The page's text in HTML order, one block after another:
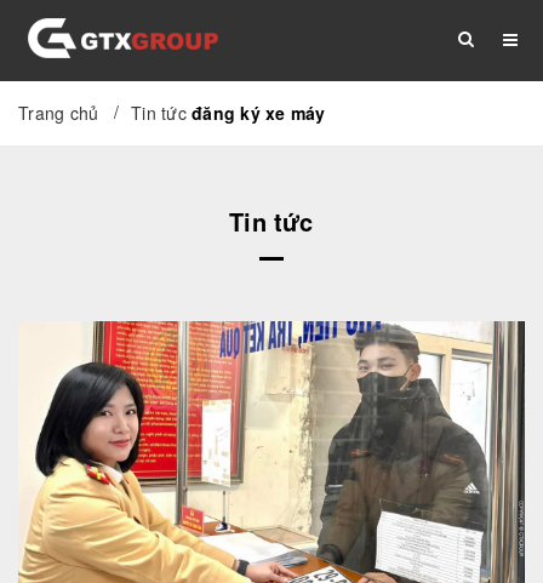
TRANG CHỦ GIỚI THIỆU
TÀI LIỆU
Trang chủ / Tin tức đăng ký xe máy
Tin tức